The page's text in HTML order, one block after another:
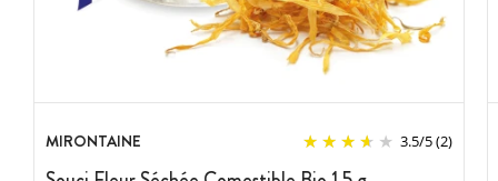
MIRONTAINE 3.5/5(2)